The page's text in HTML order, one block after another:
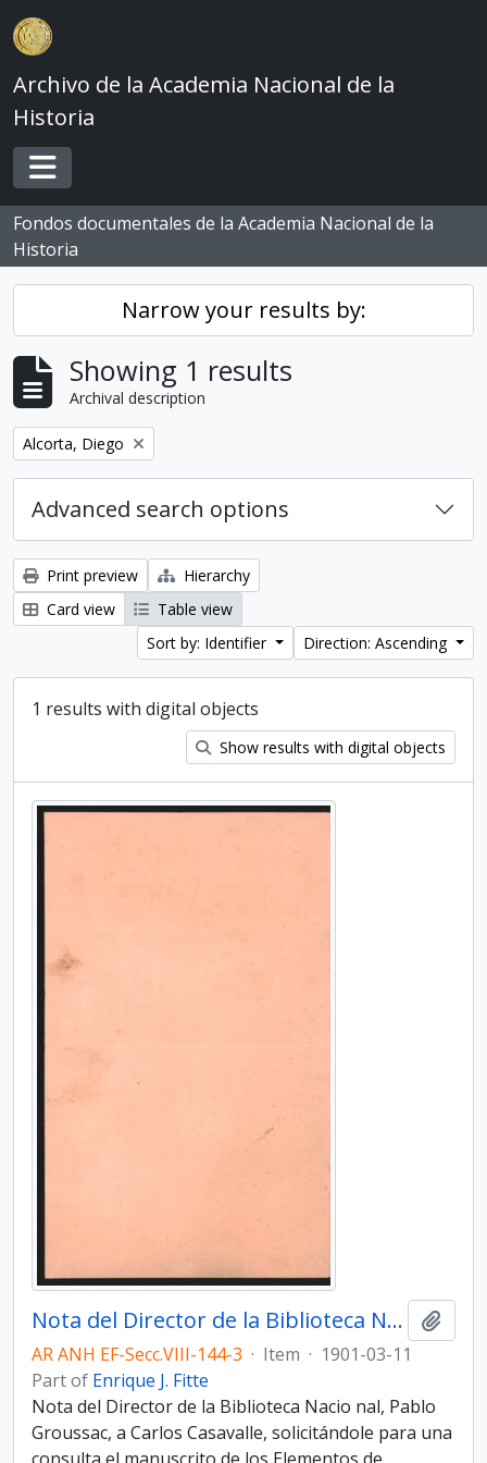
Skip to main content
Archivo de la Academia Nacional de la
Historia
Toggle navigation
Fondos documentales de la Academia Nacional de la
Historia
Narrow your results by:
Showing 1 results
Archival description
Remove filter:
Alcorta, Diego
Advanced search options
Print preview
Hierarchy
Card view
Table view
Sort by: Identifier
Direction: Ascending
1 results with digital objects
Show results with digital objects
Nota del Director de la Biblioteca Nacio­nal, Pablo Groussac, a Carlos Casavalle
AR ANH EF-Secc.VIII-144-3 · Item · 1901-03-11
Part of Enrique J. Fitte
Nota del Director de la Biblioteca Nacio­ nal, Pablo
Groussac, a Carlos Casavalle, solicitándole para una